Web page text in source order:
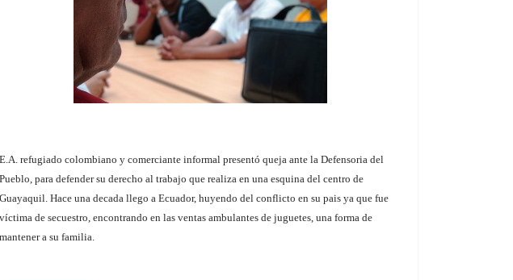
E.A. refugiado colombiano y comerciante informal presentó queja ante la Defensoria del
Pueblo, para defender su derecho al trabajo que realiza en una esquina del centro de
Guayaquil. Hace una decada llego a Ecuador, huyendo del conflicto en su pais ya que fue
víctima de secuestro, encontrando en las ventas ambulantes de juguetes, una forma de
mantener a su familia.